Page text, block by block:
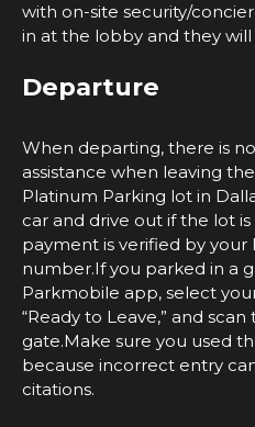
with on-site security/
in at the lobby and they
Departure
When departing, there is
assistance when leaving
Platinum Parking lot in
car and drive out if the lot
payment is verified by your
number.If you parked in a
Parkmobile app, select
“Ready to Leave,” and
gate.Make sure you used
because incorrect entry
citations.